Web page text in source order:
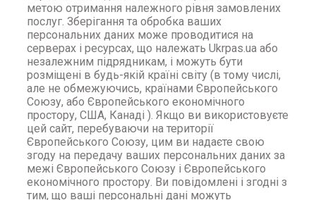
метою отримання належного рівня замовлених
послуг. Зберігання та обробка ваших
персональних даних може проводитися на
серверах і ресурсах, що належать Ukrpas.ua або
незалежним підрядникам, і можуть бути
розміщені в будь-якій країні світу (в тому числі,
але не обмежуючись, країнами Європейського
Союзу, або Європейського економічного
простору, США, Канаді ). Якщо ви використовуєте
цей сайт, перебуваючи на території
Європейського Союзу, цим ви надаєте свою
згоду на передачу ваших персональних даних за
межі Європейського Союзу і Європейського
економічного простору. Ви повідомлені і згодні з
тим, що ваші персональні дані можуть